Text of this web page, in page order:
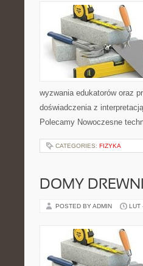
wyzwania edukatorów oraz
doświadczenia z
Polecamy Nowoczesne
CATEGORIES: FIZYKA
DOMY
POSTED BY ADMIN LUT